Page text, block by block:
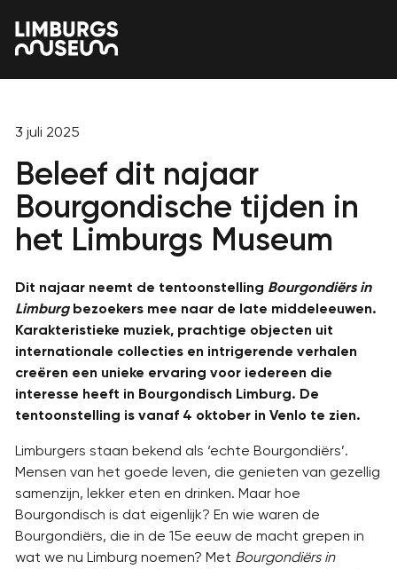
3 juli 2025
Beleef dit najaar
Bourgondische tijden in
het Limburgs Museum
Dit najaar neemt de tentoonstelling Bourgondiërs in
Limburg bezoekers mee naar de late middeleeuwen.
Karakteristieke muziek, prachtige objecten uit
internationale collecties en intrigerende verhalen
creëren een unieke ervaring voor iedereen die
interesse heeft in Bourgondisch Limburg. De
tentoonstelling is vanaf 4 oktober in Venlo te zien.
Limburgers staan bekend als ‘echte Bourgondiërs’.
Mensen van het goede leven, die genieten van gezellig
samenzijn, lekker eten en drinken. Maar hoe
Bourgondisch is dat eigenlijk? En wie waren de
Bourgondiërs, die in de 15e eeuw de macht grepen in
wat we nu Limburg noemen? Met Bourgondiërs in